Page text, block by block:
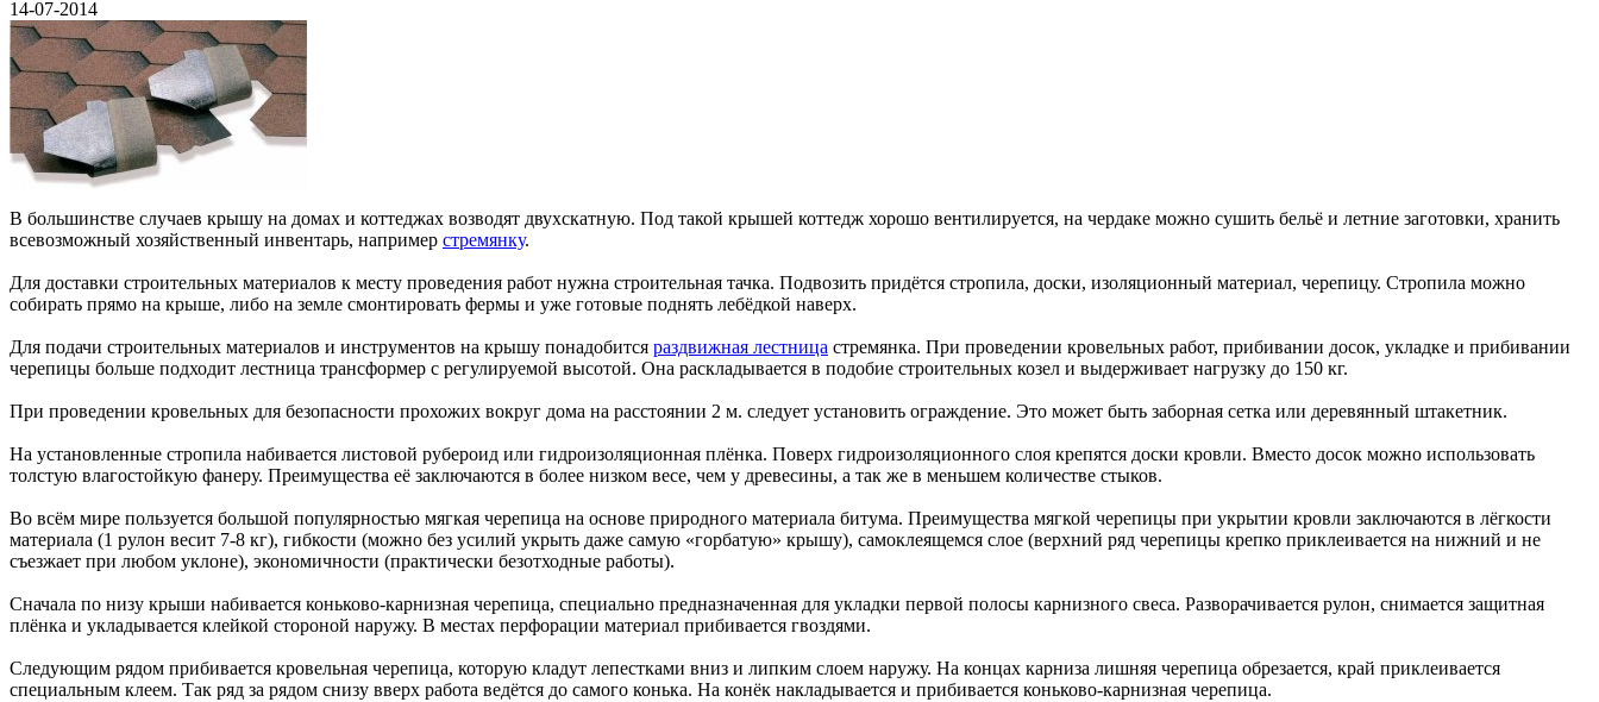
14-07-2014
В большинстве случаев крышу на домах и коттеджах возводят двухскатную. Под такой крышей коттедж хорошо вентилируется, на чердаке можно сушить бельё и летние заготовки, хранить
всевозможный хозяйственный инвентарь, например стремянку.
Для доставки строительных материалов к месту проведения работ нужна строительная тачка. Подвозить придётся стропила, доски, изоляционный материал, черепицу. Стропила можно
собирать прямо на крыше, либо на земле смонтировать фермы и уже готовые поднять лебёдкой наверх.
Для подачи строительных материалов и инструментов на крышу понадобится раздвижная лестница стремянка. При проведении кровельных работ, прибивании досок, укладке и прибивании
черепицы больше подходит лестница трансформер с регулируемой высотой. Она раскладывается в подобие строительных козел и выдерживает нагрузку до 150 кг.
При проведении кровельных для безопасности прохожих вокруг дома на расстоянии 2 м. следует установить ограждение. Это может быть заборная сетка или деревянный штакетник.
На установленные стропила набивается листовой рубероид или гидроизоляционная плёнка. Поверх гидроизоляционного слоя крепятся доски кровли. Вместо досок можно использовать
толстую влагостойкую фанеру. Преимущества её заключаются в более низком весе, чем у древесины, а так же в меньшем количестве стыков.
Во всём мире пользуется большой популярностью мягкая черепица на основе природного материала битума. Преимущества мягкой черепицы при укрытии кровли заключаются в лёгкости
материала (1 рулон весит 7-8 кг), гибкости (можно без усилий укрыть даже самую «горбатую» крышу), самоклеящемся слое (верхний ряд черепицы крепко приклеивается на нижний и не
съезжает при любом уклоне), экономичности (практически безотходные работы).
Сначала по низу крыши набивается коньково-карнизная черепица, специально предназначенная для укладки первой полосы карнизного свеса. Разворачивается рулон, снимается защитная
плёнка и укладывается клейкой стороной наружу. В местах перфорации материал прибивается гвоздями.
Следующим рядом прибивается кровельная черепица, которую кладут лепестками вниз и липким слоем наружу. На концах карниза лишняя черепица обрезается, край приклеивается
специальным клеем. Так ряд за рядом снизу вверх работа ведётся до самого конька. На конёк накладывается и прибивается коньково-карнизная черепица.